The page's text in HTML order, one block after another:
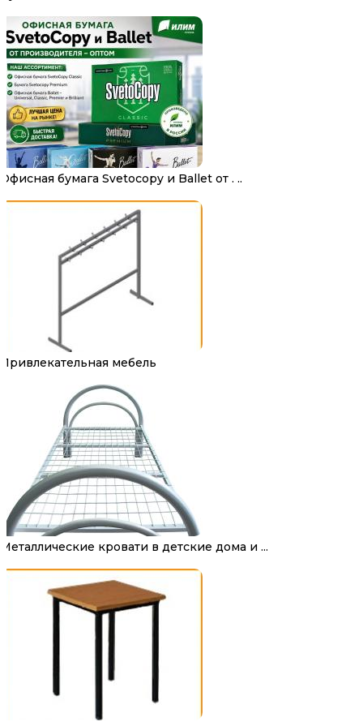
Офисная бумага Svetocopy и Ballet от . ..
Привлекательная мебель
Металлические кровати в детские дома и ...